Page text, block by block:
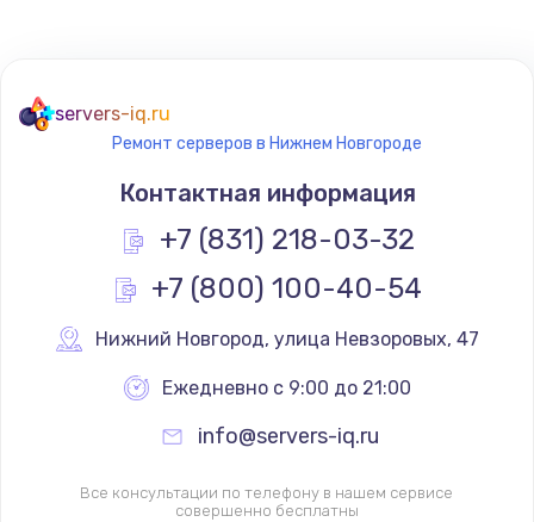
servers-iq.ru
Ремонт серверов в Нижнем Новгороде
Контактная информация
+7 (831) 218-03-32
+7 (800) 100-40-54
Нижний Новгород, улица Невзоровых, 47
Ежедневно с 9:00 до 21:00
info@servers-iq.ru
Все консультации по телефону в нашем сервисе
совершенно бесплатны